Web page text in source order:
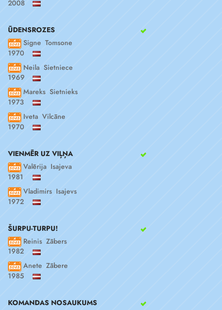
2008
ŪDENSROZES
Signe Tomsone
1970
Neila Sietniece
1969
Mareks Sietnieks
1973
Iveta Vilcāne
1970
VIENMĒR UZ VIĻŅA
Valērija Isajeva
1981
Vladimirs Isajevs
1972
ŠURPU-TURPU!
Reinis Zābers
1982
Anete Zābere
1985
KOMANDAS NOSAUKUMS